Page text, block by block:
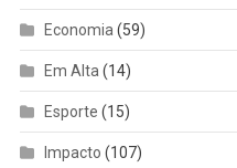
Economia (59)
Em Alta (14)
Esporte (15)
Impacto (107)